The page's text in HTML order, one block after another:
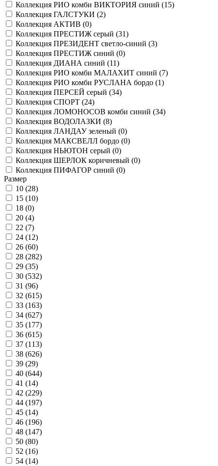
Коллекция РИО комби ВИКТОРИЯ синий (15)
Коллекция ГАЛСТУКИ (2)
Коллекция АКТИВ (0)
Коллекция ПРЕСТИЖ серый (31)
Коллекция ПРЕЗИДЕНТ светло-синий (3)
Коллекция ПРЕСТИЖ синий (0)
Коллекция ДИАНА синий (11)
Коллекция РИО комби МАЛАХИТ синий (7)
Коллекция РИО комби РУСЛАНА бордо (1)
Коллекция ПЕРСЕЙ серый (34)
Коллекция СПОРТ (24)
Коллекция ЛОМОНОСОВ комби синий (34)
Коллекция ВОДОЛАЗКИ (8)
Коллекция ЛАНДАУ зеленый (0)
Коллекция МАКСВЕЛЛ бордо (0)
Коллекция НЬЮТОН серый (0)
Коллекция ШЕРЛОК коричневый (0)
Коллекция ПИФАГОР синий (0)
Размер
10 (28)
15 (10)
18 (0)
20 (4)
22 (7)
24 (12)
26 (60)
28 (282)
29 (35)
30 (532)
31 (96)
32 (615)
33 (163)
34 (627)
35 (177)
36 (615)
37 (113)
38 (626)
39 (29)
40 (644)
41 (14)
42 (229)
44 (197)
45 (14)
46 (196)
48 (147)
50 (80)
52 (16)
54 (14)